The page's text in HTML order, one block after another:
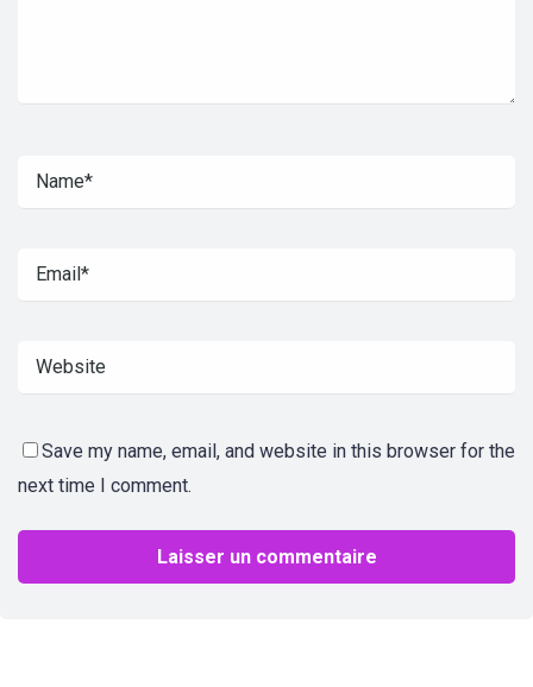
Save my name, email, and website in this browser for the
next time I comment.